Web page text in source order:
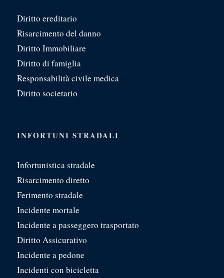
Diritto ereditario
Risarcimento del danno
Diritto Immobiliare
Diritto di famiglia
Responsabilità civile medica
Diritto societario
INFORTUNI STRADALI
Infortunistica stradale
Risarcimento diretto
Ferimento stradale
Incidente mortale
Incidente a passeggero trasportato
Diritto Assicurativo
Incidente a pedone
Incidenti con bicicletta